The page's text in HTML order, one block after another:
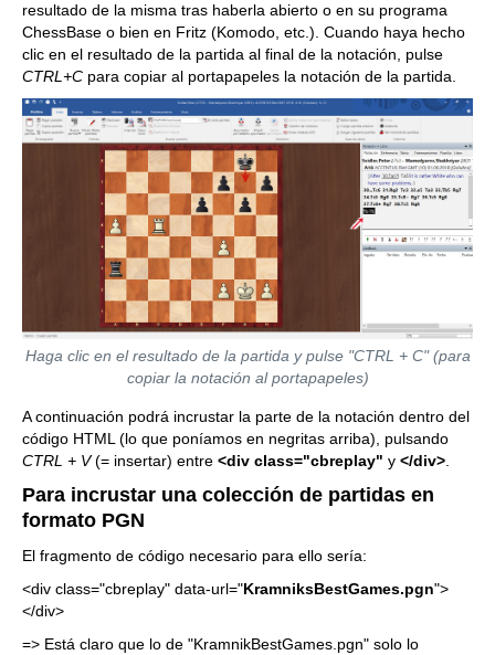
resultado de la misma tras haberla abierto o en su programa
ChessBase o bien en Fritz (Komodo, etc.). Cuando haya hecho
clic en el resultado de la partida al final de la notación, pulse
CTRL+C para copiar al portapapeles la notación de la partida.
Haga clic en el resultado de la partida y pulse "CTRL + C" (para
copiar la notación al portapapeles)
A continuación podrá incrustar la parte de la notación dentro del
código HTML (lo que poníamos en negritas arriba), pulsando
CTRL + V(= insertar) entre <div class="cbreplay" y </div>.
Para incrustar una colección de partidas en
formato PGN
El fragmento de código necesario para ello sería:
<div class="cbreplay" data-url="KramniksBestGames.pgn">
</div>
=> Está claro que lo de "KramnikBestGames.pgn" solo lo